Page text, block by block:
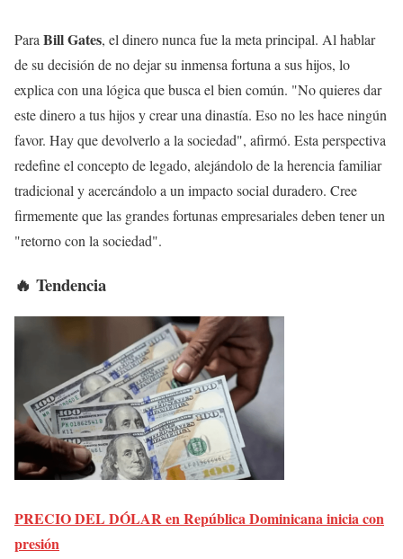
Para Bill Gates, el dinero nunca fue la meta principal. Al hablar
de su decisión de no dejar su inmensa fortuna a sus hijos, lo
explica con una lógica que busca el bien común. "No quieres dar
este dinero a tus hijos y crear una dinastía. Eso no les hace ningún
favor. Hay que devolverlo a la sociedad", afirmó. Esta perspectiva
redefine el concepto de legado, alejándolo de la herencia familiar
tradicional y acercándolo a un impacto social duradero. Cree
firmemente que las grandes fortunas empresariales deben tener un
"retorno con la sociedad".
🔥 Tendencia
PRECIO DEL DÓLAR en República Dominicana inicia con
presión